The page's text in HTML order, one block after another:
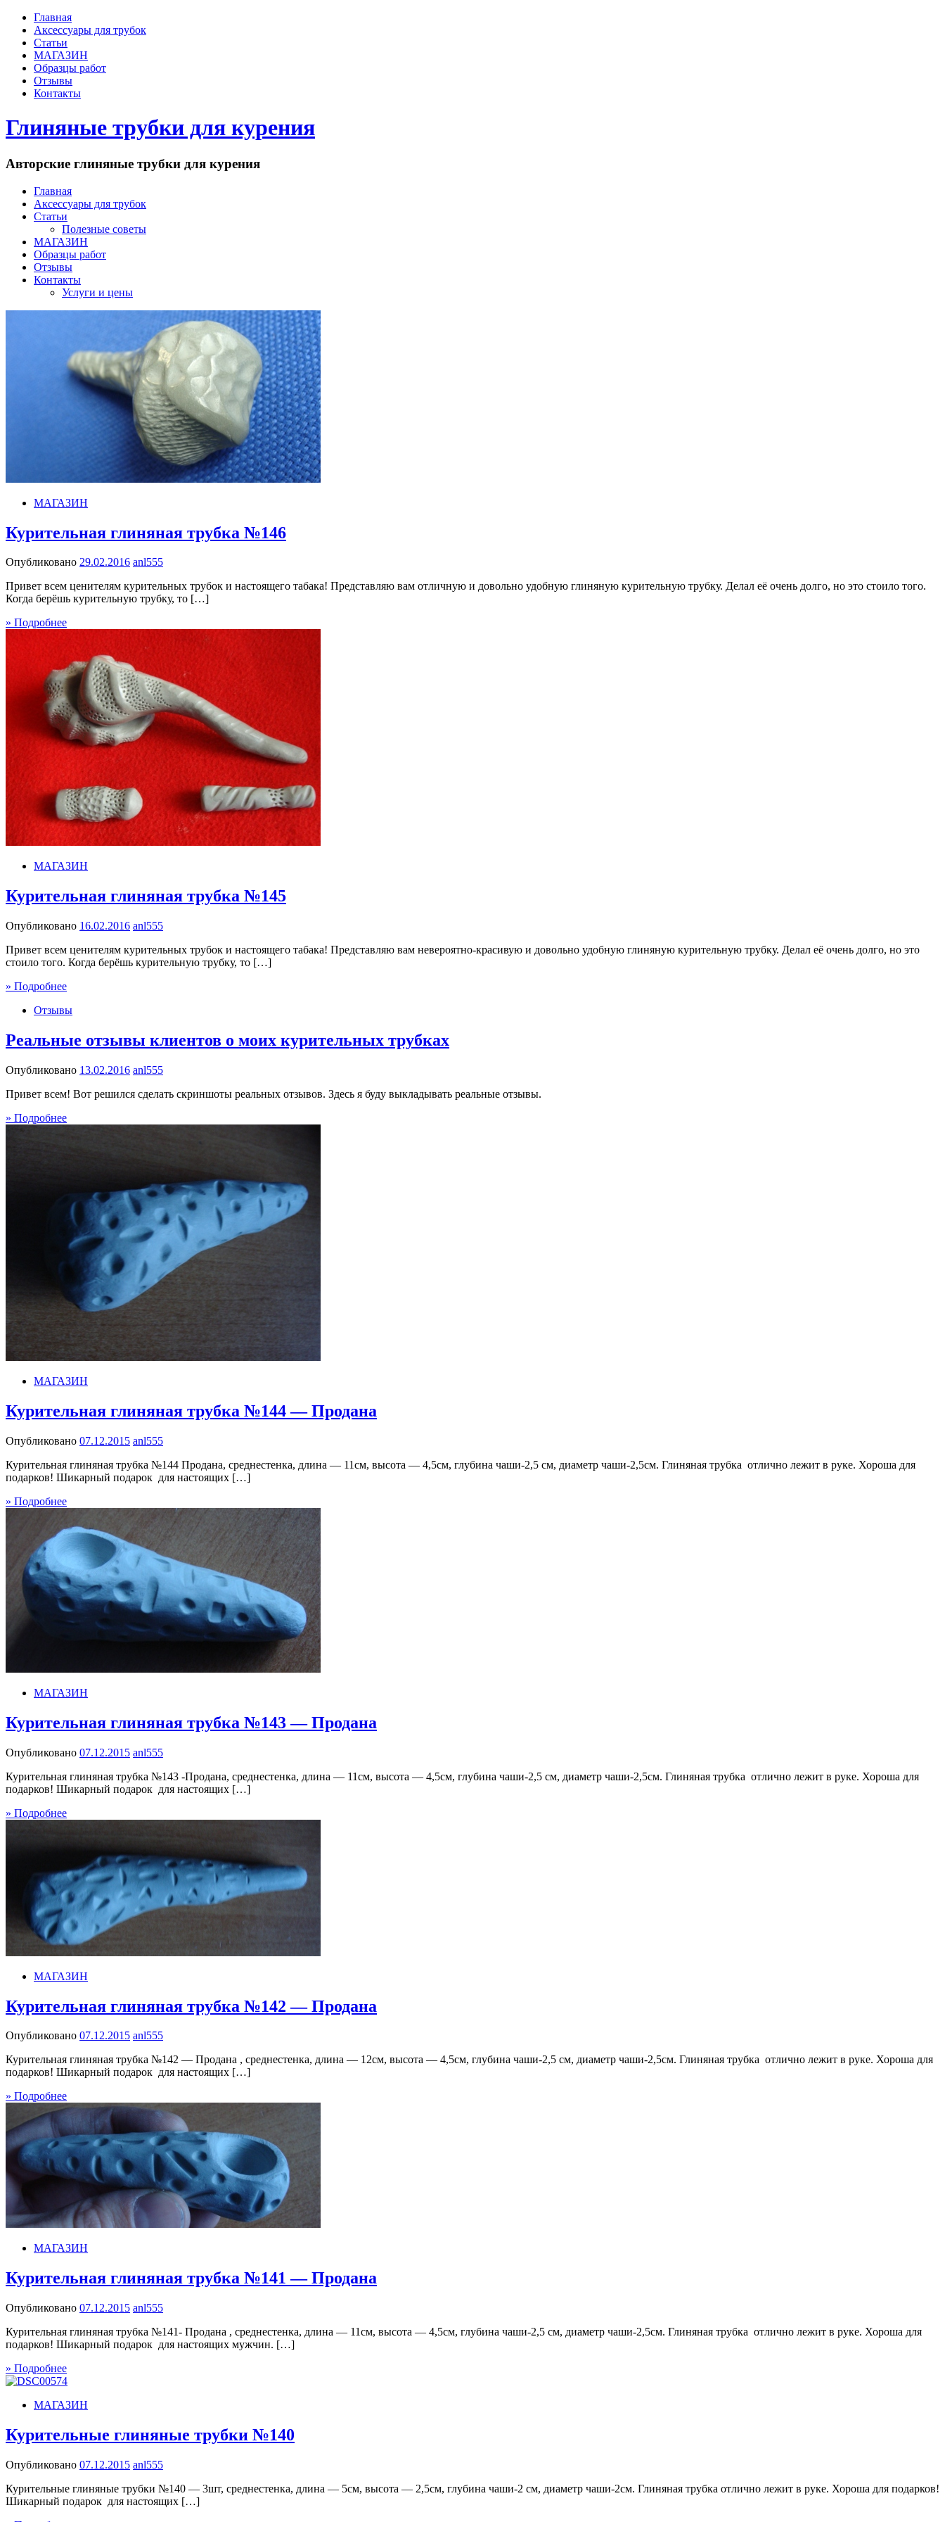
Главная
Аксессуары для трубок
Статьи
МАГАЗИН
Образцы работ
Отзывы
Контакты
Глиняные трубки для курения
Авторские глиняные трубки для курения
Главная
Аксессуары для трубок
Статьи
Полезные советы
МАГАЗИН
Образцы работ
Отзывы
Контакты
Услуги и цены
МАГАЗИН
Курительная глиняная трубка №146
Опубликовано 29.02.2016 anl555
Привет всем ценителям курительных трубок и настоящего табака! Представляю вам отличную и довольно удобную глиняную курительную трубку. Делал её очень долго, но это стоило того.
Когда берёшь курительную трубку, то […]
» Подробнее
МАГАЗИН
Курительная глиняная трубка №145
Опубликовано 16.02.2016 anl555
Привет всем ценителям курительных трубок и настоящего табака! Представляю вам невероятно-красивую и довольно удобную глиняную курительную трубку. Делал её очень долго, но это
стоило того. Когда берёшь курительную трубку, то […]
» Подробнее
Отзывы
Реальные отзывы клиентов о моих курительных трубках
Опубликовано 13.02.2016 anl555
Привет всем! Вот решился сделать скриншоты реальных отзывов. Здесь я буду выкладывать реальные отзывы.
» Подробнее
МАГАЗИН
Курительная глиняная трубка №144 — Продана
Опубликовано 07.12.2015 anl555
Курительная глиняная трубка №144 Продана, среднестенка, длина — 11см, высота — 4,5см, глубина чаши-2,5 см, диаметр чаши-2,5см. Глиняная трубка отлично лежит в руке. Хороша для
подарков! Шикарный подарок для настоящих […]
» Подробнее
МАГАЗИН
Курительная глиняная трубка №143 — Продана
Опубликовано 07.12.2015 anl555
Курительная глиняная трубка №143 -Продана, среднестенка, длина — 11см, высота — 4,5см, глубина чаши-2,5 см, диаметр чаши-2,5см. Глиняная трубка отлично лежит в руке. Хороша для
подарков! Шикарный подарок для настоящих […]
» Подробнее
МАГАЗИН
Курительная глиняная трубка №142 — Продана
Опубликовано 07.12.2015 anl555
Курительная глиняная трубка №142 — Продана , среднестенка, длина — 12см, высота — 4,5см, глубина чаши-2,5 см, диаметр чаши-2,5см. Глиняная трубка отлично лежит в руке. Хороша для
подарков! Шикарный подарок для настоящих […]
» Подробнее
МАГАЗИН
Курительная глиняная трубка №141 — Продана
Опубликовано 07.12.2015 anl555
Курительная глиняная трубка №141- Продана , среднестенка, длина — 11см, высота — 4,5см, глубина чаши-2,5 см, диаметр чаши-2,5см. Глиняная трубка отлично лежит в руке. Хороша для
подарков! Шикарный подарок для настоящих мужчин. […]
» Подробнее
МАГАЗИН
Курительные глиняные трубки №140
Опубликовано 07.12.2015 anl555
Курительные глиняные трубки №140 — 3шт, среднестенка, длина — 5см, высота — 2,5см, глубина чаши-2 см, диаметр чаши-2см. Глиняная трубка отлично лежит в руке. Хороша для подарков!
Шикарный подарок для настоящих […]